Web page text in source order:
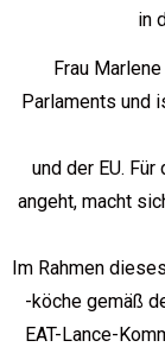
in
Frau
Parlaments und
und der EU.
angeht, macht
Im Rahmen
-köche gemäß
EAT-Lance-